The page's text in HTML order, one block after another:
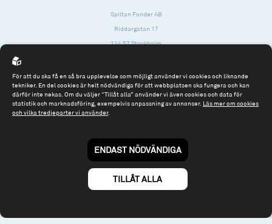
Spiltan Fonder AB
Riddargatan 17
114 57 Stockholm
Tel: 08 - 545 813 40
fonder@spiltanfonder.se
Till spiltan.se
© 2026 - Spiltan Fonder AB
By Sphinxly
För att du ska få en så bra upplevelse som möjligt använder vi cookies och liknande
tekniker. En del cookies är helt nödvändiga för att webbplatsen ska fungera och kan
därför inte nekas. Om du väljer “Tillåt alla” använder vi även cookies och data för
statistik och marknadsföring, exempelvis anpassning av annonser. Läs mer om cookies
och vilka tredjeparter vi använder.
ENDAST NÖDVÄNDIGA
TILLÅT ALLA